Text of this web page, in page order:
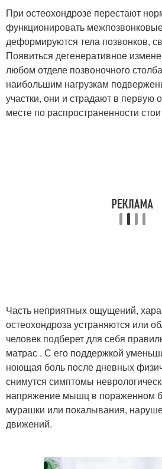
При остеохондрозе перестают
функционировать
деформируются тела позвонков,
Появиться дегенеративное
любом отделе позвоночного
наибольшим нагрузкам
участки, они и страдают в первую
месте по распространенности
Часть неприятных ощущений,
остеохондроза устраняются или
человек подберет для себя
матрас . С его поддержкой
ноющая боль после дневных
снимутся симптомы
напряжение мышц в пораженном
мурашки или покалывания,
движений.